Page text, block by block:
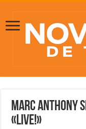
Marc Anthony
«Live!»